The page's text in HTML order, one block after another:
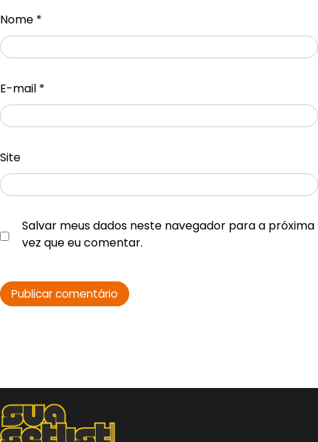
Nome *
E-mail *
Site
Salvar meus dados neste navegador para a próxima
vez que eu comentar.